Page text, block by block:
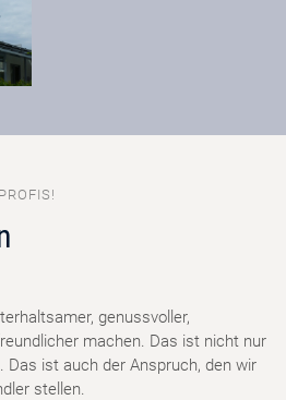
genussvoller,
machen. Das ist nicht nur
Das ist auch der Anspruch, den wir
stellen.